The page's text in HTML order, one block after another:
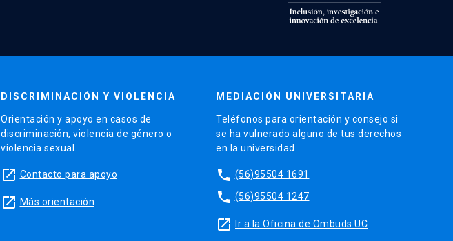
DISCRIMINACIÓN Y VIOLENCIA
Orientación y apoyo en casos de
discriminación, violencia de género o
violencia sexual.
launch Contacto para apoyo
launch Más orientación
MEDIACIÓN UNIVERSITARIA
Teléfonos para orientación y consejo si
se ha vulnerado alguno de tus derechos
en la universidad.
phone (56)95504 1691
phone (56)95504 1247
launch Ir a la Oficina de Ombuds UC